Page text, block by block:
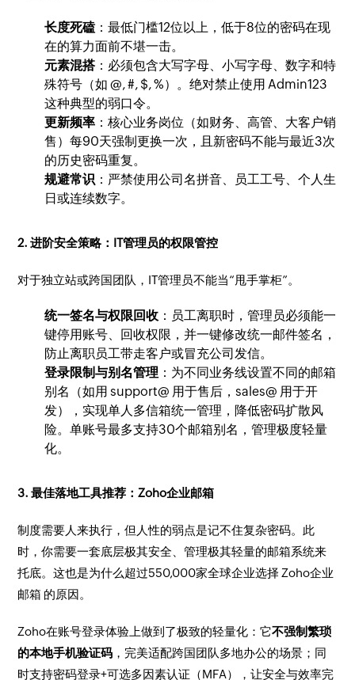
长度死磕 ：最低门槛12位以上，低于8位的密码在现
在的算力面前不堪一击。
元素混搭 ：必须包含大写字母、小写字母、数字和特
殊符号（如 @, #, $, %）。绝对禁止使用 Admin123
这种典型的弱口令。
更新频率 ：核心业务岗位（如财务、高管、大客户销
售）每90天强制更换一次，且新密码不能与最近3次
的历史密码重复。
规避常识 ：严禁使用公司名拼音、员工工号、个人生
日或连续数字。
2. 进阶安全策略：IT管理员的权限管控
对于独立站或跨国团队，IT管理员不能当“甩手掌柜”。
统一签名与权限回收 ：员工离职时，管理员必须能一
键停用账号、回收权限，并一键修改统一邮件签名，
防止离职员工带走客户或冒充公司发信。
登录限制与别名管理 ：为不同业务线设置不同的邮箱
别名（如用 support@ 用于售后，sales@ 用于开
发），实现单人多信箱统一管理，降低密码扩散风
险。单账号最多支持30个邮箱别名，管理极度轻量
化。
3. 最佳落地工具推荐：Zoho企业邮箱
制度需要人来执行，但人性的弱点是记不住复杂密码。此
时，你需要一套底层极其安全、管理极其轻量的邮箱系统来
托底。这也是为什么超过550,000家全球企业选择 Zoho企业
邮箱 的原因。
Zoho在账号登录体验上做到了极致的轻量化：它不强制繁琐
的本地手机验证码 ，完美适配跨国团队多地办公的场景；同
时支持密码登录+可选多因素认证（MFA），让安全与效率完